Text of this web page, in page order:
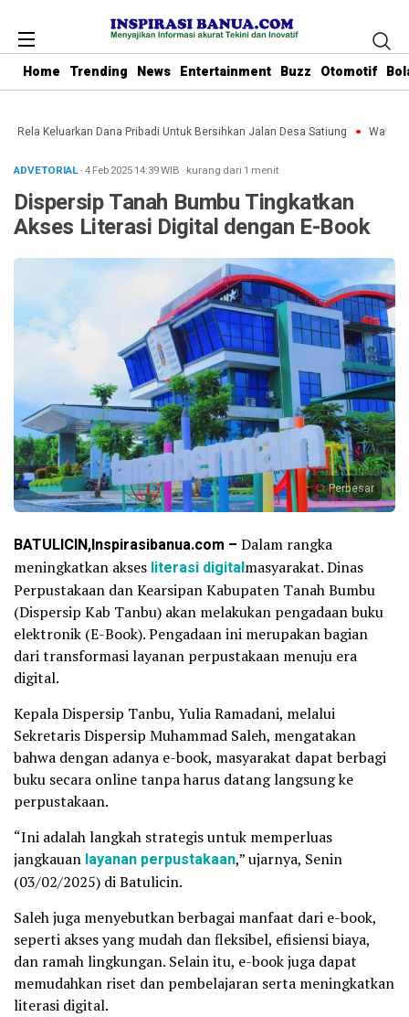
Home Trending News Entertainment Buzz Otomotif
Rela Keluarkan Dana Pribadi Untuk Bersihkan Jalan Desa Satiung Waket
ADVETORIAL· 4 Feb 202514:39WIB · kurang dari 1 menit
Dispersip Tanah Bumbu Tingkatkan
Akses Literasi Digital dengan E-Book
Perbesar
BATULICIN,Inspirasibanua.com – Dalam rangka
meningkatkan akses literasi digitalmasyarakat. Dinas
Perpustakaan dan Kearsipan Kabupaten Tanah Bumbu
(Dispersip Kab Tanbu) akan melakukan pengadaan buku
elektronik (E-Book). Pengadaan ini merupakan bagian
dari transformasi layanan perpustakaan menuju era
digital.
Kepala Dispersip Tanbu, Yulia Ramadani, melalui
Sekretaris Dispersip Muhammad Saleh, mengatakan
bahwa dengan adanya e-book, masyarakat dapat berbagi
buku secara online tanpa harus datang langsung ke
perpustakaan.
“Ini adalah langkah strategis untuk memperluas
jangkauan layanan perpustakaan,” ujarnya, Senin
(03/02/2025) di Batulicin.
Saleh juga menyebutkan berbagai manfaat dari e-book,
seperti akses yang mudah dan fleksibel, efisiensi biaya,
dan ramah lingkungan. Selain itu, e-book juga dapat
memudahkan riset dan pembelajaran serta meningkatkan
literasi digital.